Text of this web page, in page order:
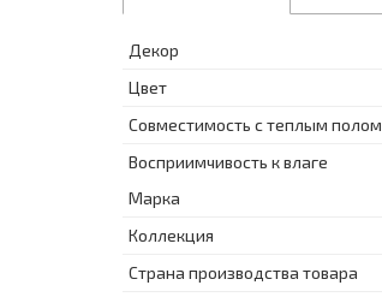
Декор
Цвет
Совместимость с теплым полом
Восприимчивость к влаге
Марка
Коллекция
Страна производства товара